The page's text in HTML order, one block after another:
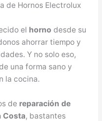
de Hornos Electrolux
el horno desde su
ahorrar tiempo y
Y no solo eso,
una forma sano y
la cocina.
de reparación de
Costa, bastantes